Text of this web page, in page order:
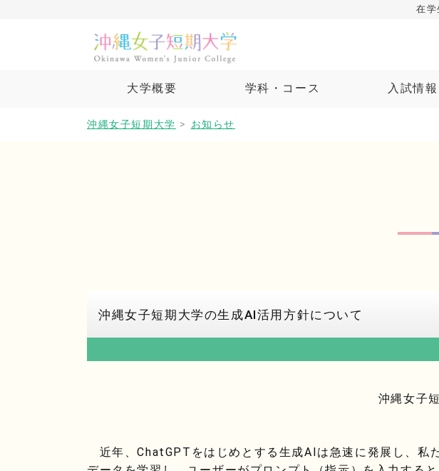
在学
大学概要 学科・コース 入試情報
沖縄女子短期大学 > お知らせ
沖縄女子短期大学の生成AI活用方針について
沖縄女子
近年、ChatGPTをはじめとする生成AIは急速に発展し、私